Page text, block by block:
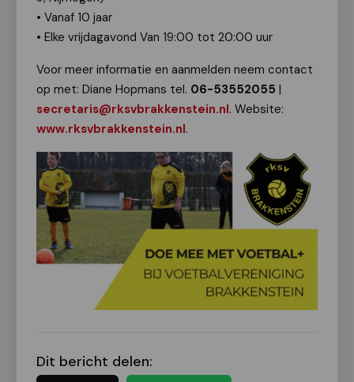
• Vanaf 10 jaar
• Elke vrijdagavond Van 19:00 tot 20:00 uur
Voor meer informatie en aanmelden neem contact
op met: Diane Hopmans tel. 06-53552055 |
secretaris@rksvbrakkenstein.nl. Website:
www.rksvbrakkenstein.nl.
Dit bericht delen: